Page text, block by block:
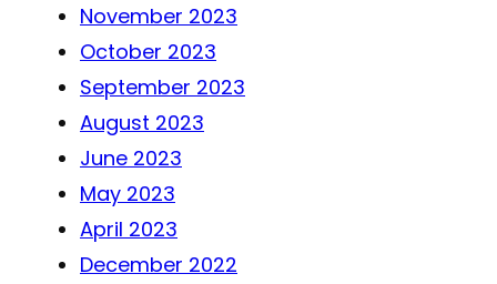
November 2023
October 2023
September 2023
August 2023
June 2023
May 2023
April 2023
December 2022